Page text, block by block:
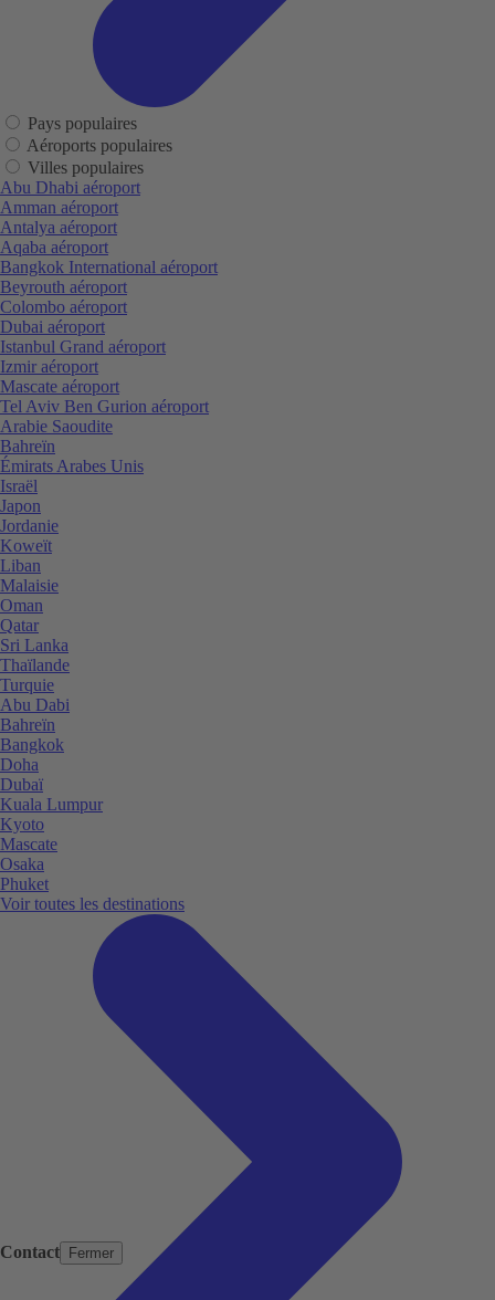
Contact Fermer
Pays populaires
Aéroports populaires
Villes populaires
Abu Dhabi aéroport
Amman aéroport
Antalya aéroport
Aqaba aéroport
Bangkok International aéroport
Beyrouth aéroport
Colombo aéroport
Dubai aéroport
Istanbul Grand aéroport
Izmir aéroport
Mascate aéroport
Tel Aviv Ben Gurion aéroport
Arabie Saoudite
Bahreïn
Émirats Arabes Unis
Israël
Japon
Jordanie
Koweït
Liban
Malaisie
Oman
Qatar
Sri Lanka
Thaïlande
Turquie
Abu Dabi
Bahreïn
Bangkok
Doha
Dubaï
Kuala Lumpur
Kyoto
Mascate
Osaka
Phuket
Voir toutes les destinations